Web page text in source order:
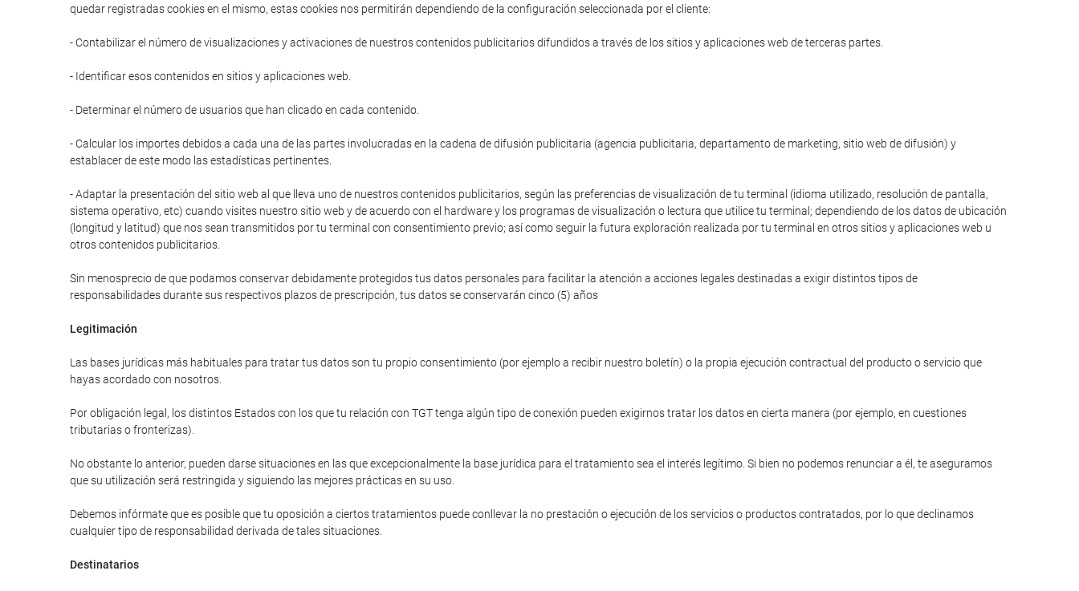
quedar registradas cookies en el mismo, estas cookies nos permitirán dependiendo de la configuración seleccionada por el cliente:
- Contabilizar el número de visualizaciones y activaciones de nuestros contenidos publicitarios difundidos a través de los sitios y aplicaciones web de terceras partes.
- Identificar esos contenidos en sitios y aplicaciones web.
- Determinar el número de usuarios que han clicado en cada contenido.
- Calcular los importes debidos a cada una de las partes involucradas en la cadena de difusión publicitaria (agencia publicitaria, departamento de marketing, sitio web de difusión) y
establacer de este modo las estadísticas pertinentes.
- Adaptar la presentación del sitio web al que lleva uno de nuestros contenidos publicitarios, según las preferencias de visualización de tu terminal (idioma utilizado, resolución de pantalla,
sistema operativo, etc) cuando visites nuestro sitio web y de acuerdo con el hardware y los programas de visualización o lectura que utilice tu terminal; dependiendo de los datos de ubicación
(longitud y latitud) que nos sean transmitidos por tu terminal con consentimiento previo; así como seguir la futura exploración realizada por tu terminal en otros sitios y aplicaciones web u
otros contenidos publicitarios.
Sin menosprecio de que podamos conservar debidamente protegidos tus datos personales para facilitar la atención a acciones legales destinadas a exigir distintos tipos de
responsabilidades durante sus respectivos plazos de prescripción, tus datos se conservarán cinco (5) años
Legitimación
Las bases jurídicas más habituales para tratar tus datos son tu propio consentimiento (por ejemplo a recibir nuestro boletín) o la propia ejecución contractual del producto o servicio que
hayas acordado con nosotros.
Por obligación legal, los distintos Estados con los que tu relación con TGT tenga algún tipo de conexión pueden exigirnos tratar los datos en cierta manera (por ejemplo, en cuestiones
tributarias o fronterizas).
No obstante lo anterior, pueden darse situaciones en las que excepcionalmente la base jurídica para el tratamiento sea el interés legítimo. Si bien no podemos renunciar a él, te aseguramos
que su utilización será restringida y siguiendo las mejores prácticas en su uso.
Debemos infórmate que es posible que tu oposición a ciertos tratamientos puede conllevar la no prestación o ejecución de los servicios o productos contratados, por lo que declinamos
cualquier tipo de responsabilidad derivada de tales situaciones.
Destinatarios